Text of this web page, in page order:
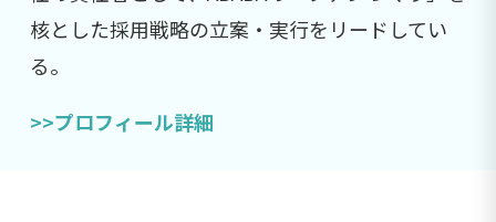
核とした採用戦略の立案・実行をリードしてい
る。
>>プロフィール詳細